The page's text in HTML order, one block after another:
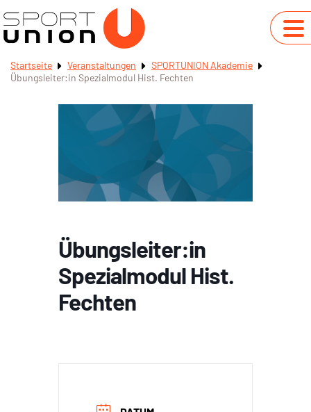
Startseite Veranstaltungen
SPORTUNION Akademie
Übungsleiter:in Spezialmodul Hist. Fechten
Übungsleiter:in
Spezialmodul Hist.
Fechten